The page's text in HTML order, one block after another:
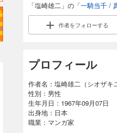
「塩崎雄二」の「一騎当千 /
作者をフォローする
プロフィール
作者名：塩崎雄二（シオザキ
性別：男性
生年月日：1967年09月07日
出身地：日本
職業：マンガ家